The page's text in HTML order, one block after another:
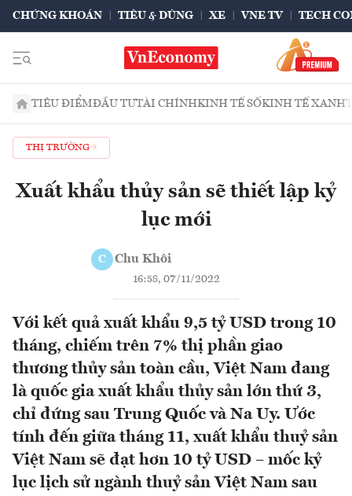
CHỨNG KHOÁN TIÊU & DÙNG XE VNE TV TECH
TIÊU ĐIỂMĐẦU TƯTÀI CHÍNHKINH TẾ SỐKINH TẾ XANH
THỊ TRƯỜNG
Xuất khẩu thủy sản sẽ thiết lập kỷ
lục mới
C Chu Khôi
16:58, 07/11/2022
Với kết quả xuất khẩu 9,5 tỷ USD trong 10
tháng, chiếm trên 7% thị phần giao
thương thủy sản toàn cầu, Việt Nam đang
là quốc gia xuất khẩu thủy sản lớn thứ 3,
chỉ đứng sau Trung Quốc và Na Uy. Ước
tính đến giữa tháng 11, xuất khẩu thuỷ sản
Việt Nam sẽ đạt hơn 10 tỷ USD – mốc kỷ
lục lịch sử ngành thuỷ sản Việt Nam sau